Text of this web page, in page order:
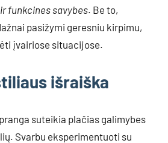
funkcines savybes. Be to,
pasižymi geresniu kirpimu,
įvairiose situacijose.
išraiška
suteikia plačias galimybes
Svarbu eksperimentuoti su